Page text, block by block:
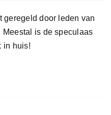
geregeld door leden van
Meestal is de speculaas
in huis!